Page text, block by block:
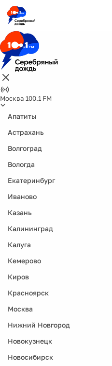
Москва 100.1 FM
Апатиты
Астрахань
Волгоград
Вологда
Екатеринбург
Иваново
Казань
Калининград
Калуга
Кемерово
Киров
Красноярск
Москва
Нижний Новгород
Новокузнецк
Новосибирск